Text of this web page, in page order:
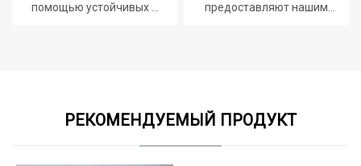
помощью устойчивых и
предоставляют нашим
РЕКОМЕНДУЕМЫЙ ПРОДУКТ